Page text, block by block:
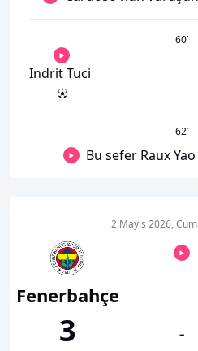
60’
Indrit Tuci
62’
Bu sefer Raux
Fenerbahçe
3
2 Mayıs 2026,
-